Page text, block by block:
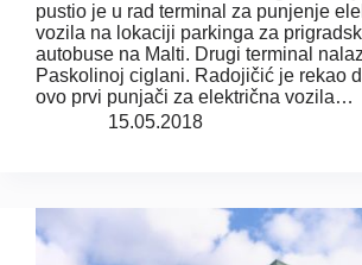
pustio je u rad terminal za punjenje
vozila na lokaciji parkinga za
autobuse na Malti. Drugi terminal
Paskolinoj ciglani. Radojičić je rekao
ovo prvi punjači za električna vozila…
15.05.2018